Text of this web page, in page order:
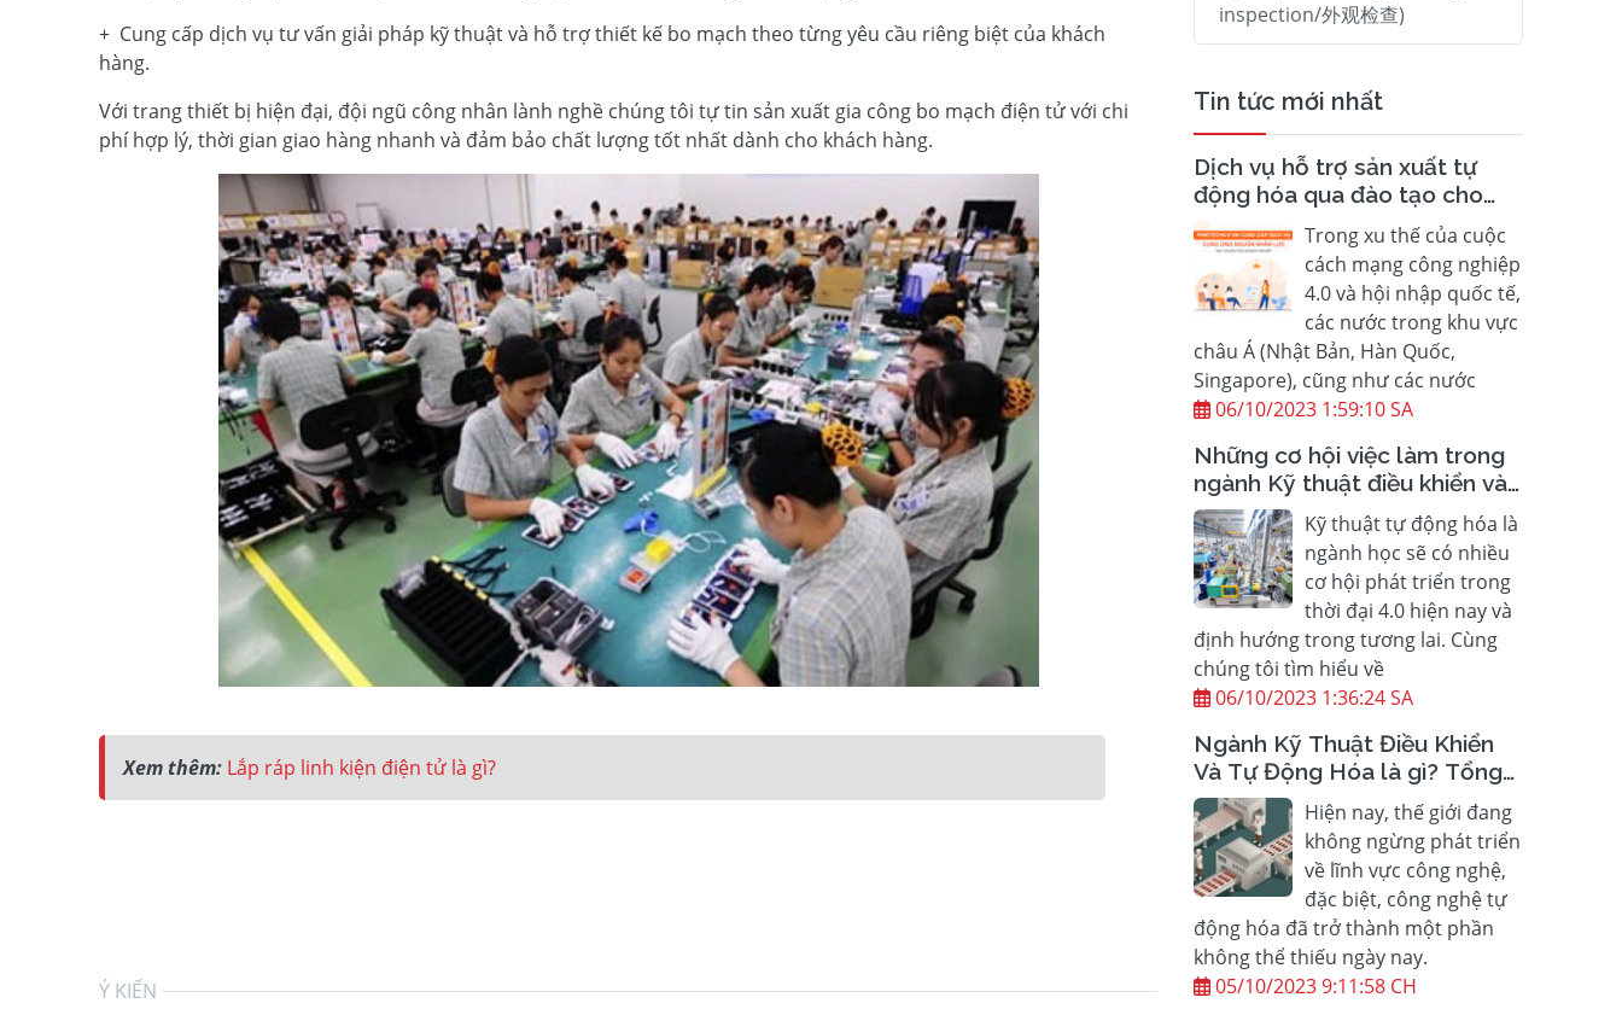
+ Cung cấp dịch vụ tư vấn giải pháp kỹ thuật và hỗ trợ thiết kế bo mạch theo từng yêu cầu riêng biệt của khách
hàng.
Với trang thiết bị hiện đại, đội ngũ công nhân lành nghề chúng tôi tự tin sản xuất gia công bo mạch điện tử với chi
phí hợp lý, thời gian giao hàng nhanh và đảm bảo chất lượng tốt nhất dành cho khách hàng.
Xem thêm: Lắp ráp linh kiện điện tử là gì?
Ý KIẾN
inspection/外观检查)
Tin tức mới nhất
Dịch vụ hỗ trợ sản xuất tự
động hóa qua đào tạo cho
doanh nghiệp
Trong xu thế của cuộc
cách mạng công nghiệp
4.0 và hội nhập quốc tế,
các nước trong khu vực
châu Á (Nhật Bản, Hàn Quốc,
Singapore), cũng như các nước
06/10/2023 1:59:10 SA
Những cơ hội việc làm trong
ngành Kỹ thuật điều khiển và
Tự động hoá hiện nay là gì?
Kỹ thuật tự động hóa là
ngành học sẽ có nhiều
cơ hội phát triển trong
thời đại 4.0 hiện nay và
định hướng trong tương lai. Cùng
chúng tôi tìm hiểu về
06/10/2023 1:36:24 SA
Ngành Kỹ Thuật Điều Khiển
Và Tự Động Hóa là gì? Tổng
hợp những thông tin cần biết
Hiện nay, thế giới đang
không ngừng phát triển
về lĩnh vực công nghệ,
đặc biệt, công nghệ tự
động hóa đã trở thành một phần
không thể thiếu ngày nay.
05/10/2023 9:11:58 CH